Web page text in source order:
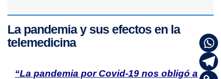
La pandemia y sus efectos en la
telemedicina
“La pandemia por Covid-19 nos obligó a